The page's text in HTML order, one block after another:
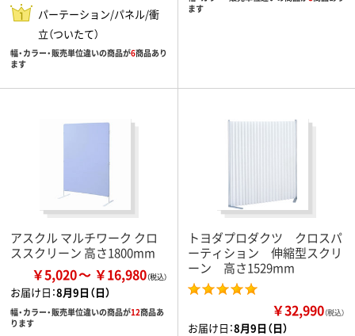
パーテーション/パネル/衝
立（ついたて）
幅・カラー・販売単位違いの商品が6商品あり
ます
ます
アスクル マルチワーク クロ
ススクリーン 高さ1800mm
￥5,020 ￥16,980
お届け日：8月9日（日）
幅・カラー・販売単位違いの商品が12商品あ
ります
トヨダプロダクツ クロスパ
ーティション 伸縮型スクリ
ーン 高さ1529mm
￥32,990（税込）
お届け日：8月9日（日）